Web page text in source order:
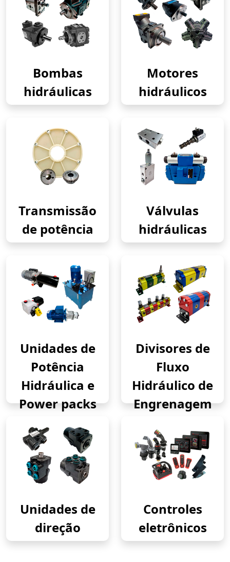
Bombas
hidráulicas
Motores
hidráulicos
Transmissão
de potência
Válvulas
hidráulicas
Unidades de
Potência
Hidráulica e
Power packs
Divisores de
Fluxo
Hidráulico de
Engrenagem
Unidades de
direção
Controles
eletrônicos